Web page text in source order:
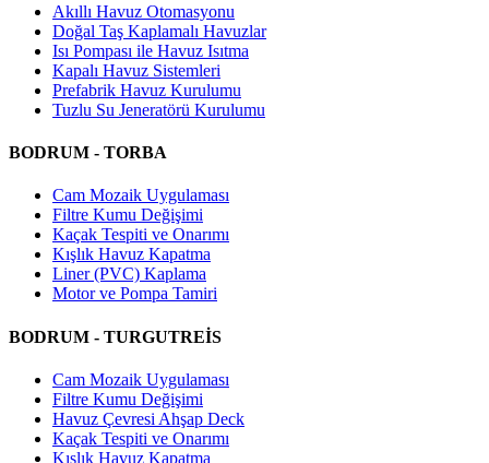
Akıllı Havuz Otomasyonu
Doğal Taş Kaplamalı Havuzlar
Isı Pompası ile Havuz Isıtma
Kapalı Havuz Sistemleri
Prefabrik Havuz Kurulumu
Tuzlu Su Jeneratörü Kurulumu
BODRUM - TORBA
Cam Mozaik Uygulaması
Filtre Kumu Değişimi
Kaçak Tespiti ve Onarımı
Kışlık Havuz Kapatma
Liner (PVC) Kaplama
Motor ve Pompa Tamiri
BODRUM - TURGUTREİS
Cam Mozaik Uygulaması
Filtre Kumu Değişimi
Havuz Çevresi Ahşap Deck
Kaçak Tespiti ve Onarımı
Kışlık Havuz Kapatma